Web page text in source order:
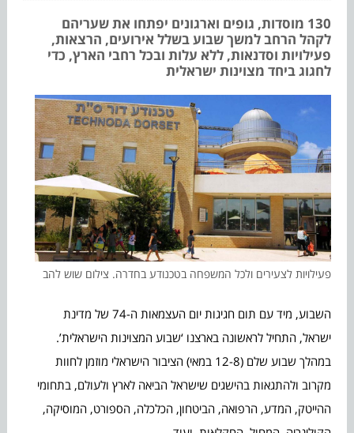
130 מוסדות, גופים וארגונים יפתחו את שעריהם
לקהל הרחב למשך שבוע בשלל אירועים, הרצאות,
פעילויות וסדנאות, ללא עלות ובכל רחבי הארץ, כדי
לחגוג ביחד מצוינות ישראלית
פעילויות לצעירים ולכל המשפחה בטכנודע בחדרה. צילום שוש להב
השבוע, מיד עם תום חגיגות יום העצמאות ה-74 של מדינת
ישראל, התחיל לראשונה בארצנו ‘שבוע המצוינות הישראלית’.
במהלך שבוע שלם (12-8 במאי) הציבור הישראלי מוזמן לחוות
מקרוב ולהתגאות בהישגים שישראל הביאה לארץ ולעולם, בתחומי
ההייטק, המדע, הרפואה, הביטחון, הכלכלה, הספורט, המוסיקה,